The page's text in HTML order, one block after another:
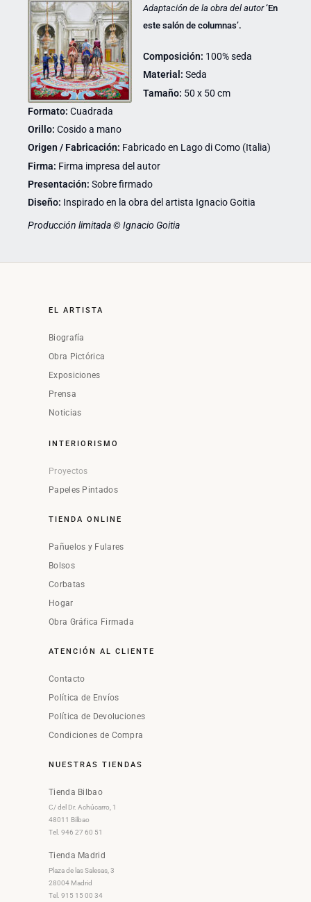
Adaptación de la obra del autor‘En
este salón de columnas’.
Composición: 100% seda
Material: Seda
Tamaño: 50 x 50 cm
Formato: Cuadrada
Orillo: Cosido a mano
Origen / Fabricación: Fabricado en Lago di Como (Italia)
Firma: Firma impresa del autor
Presentación: Sobre firmado
Diseño: Inspirado en la obra del artista Ignacio Goitia
Producción limitada © Ignacio Goitia
EL ARTISTA
Biografía
Obra Pictórica
Exposiciones
Prensa
Noticias
INTERIORISMO
Proyectos
Papeles Pintados
TIENDA ONLINE
Pañuelos y Fulares
Bolsos
Corbatas
Hogar
Obra Gráfica Firmada
ATENCIÓN AL CLIENTE
Contacto
Política de Envíos
Política de Devoluciones
Condiciones de Compra
NUESTRAS TIENDAS
Tienda Bilbao
C/ del Dr. Achúcarro, 1
48011 Bilbao
Tel. 946 27 60 51
Tienda Madrid
Plaza de las Salesas, 3
28004 Madrid
Tel. 915 15 00 34